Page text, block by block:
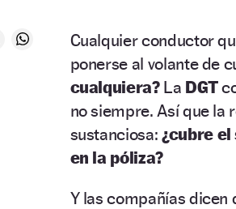
Cualquier conductor
ponerse al volante de
cualquiera?La DGT
no siempre. Así que la
sustanciosa: ¿cubre
en la póliza?
Y las compañías dicen